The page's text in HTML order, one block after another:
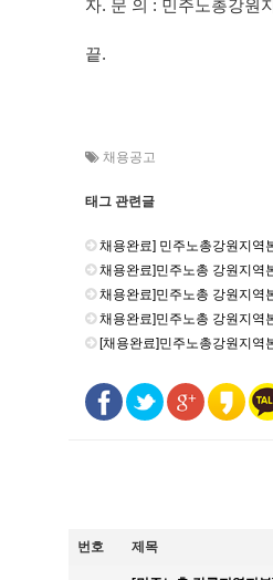
자. 문 의 : 민주노총강원
끝.
채용공고
태그 관련글
채용완료] 민주노총강원지역
채용완료]민주노총 강원지역
채용완료]민주노총 강원지역
채용완료]민주노총 강원지역
[채용완료]민주노총강원지역
번호 제목